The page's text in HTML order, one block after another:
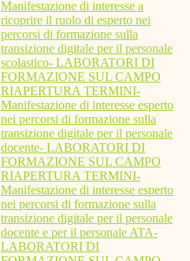
Manifestazione di interesse a
ricoprire il ruolo di esperto nei
percorsi di formazione sulla
transizione digitale per il personale
scolastico- LABORATORI DI
FORMAZIONE SUL CAMPO
RIAPERTURA TERMINI-
Manifestazione di interesse esperto
nei percorsi di formazione sulla
transizione digitale per il personale
docente- LABORATORI DI
FORMAZIONE SUL CAMPO
RIAPERTURA TERMINI-
Manifestazione di interesse esperto
nei percorsi di formazione sulla
transizione digitale per il personale
docente e per il personale ATA-
LABORATORI DI